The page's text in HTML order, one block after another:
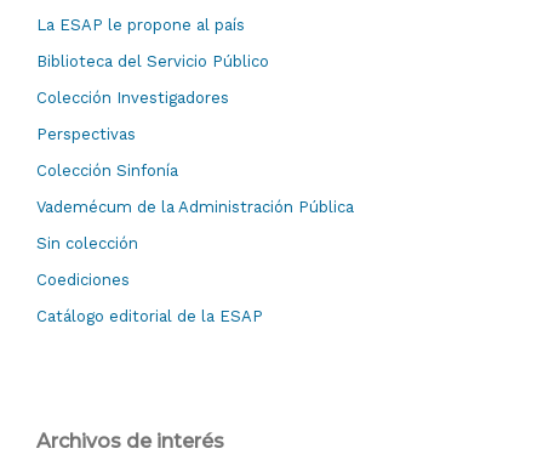
La ESAP le propone al país
Biblioteca del Servicio Público
Colección Investigadores
Perspectivas
Colección Sinfonía
Vademécum de la Administración Pública
Sin colección
Coediciones
Catálogo editorial de la ESAP
Archivos de interés